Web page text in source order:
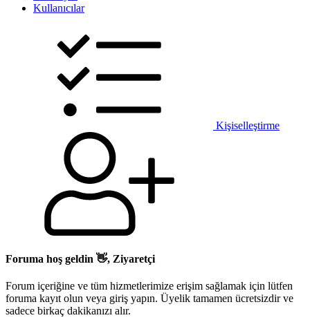
Kullanıcılar
Kişiselleştirme
Foruma hoş geldin 👋, Ziyaretçi
Forum içeriğine ve tüm hizmetlerimize erişim sağlamak için lütfen
foruma kayıt olun veya giriş yapın. Üyelik tamamen ücretsizdir ve
sadece birkaç dakikanızı alır.